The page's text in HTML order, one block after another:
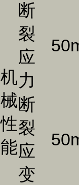
机
械
性
能
断
裂
应
力
断
裂
应
变